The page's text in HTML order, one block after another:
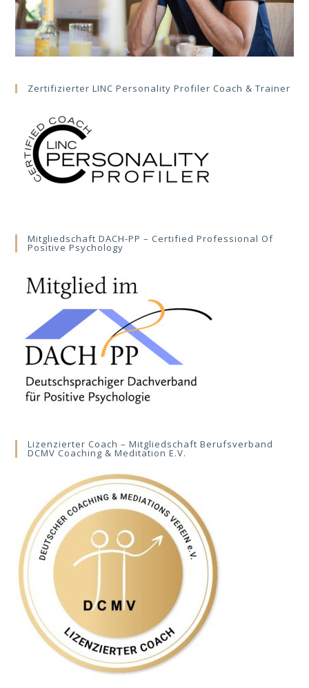
Zertifizierter LINC Personality Profiler Coach & Trainer
Mitgliedschaft DACH-PP – Certified Professional Of
Positive Psychology
Lizenzierter Coach – Mitgliedschaft Berufsverband
DCMV Coaching & Meditation E.V.